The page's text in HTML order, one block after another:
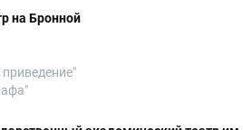
на Бронной